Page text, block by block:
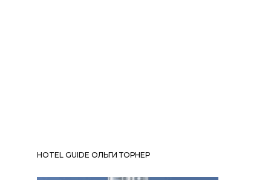
HOTEL GUIDE ОЛЬГИ ТОРНЕР